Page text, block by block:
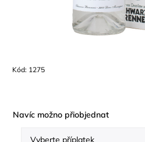
Kód: 1275
Navíc možno přiobjednat